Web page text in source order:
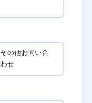
その他お問い合
わせ